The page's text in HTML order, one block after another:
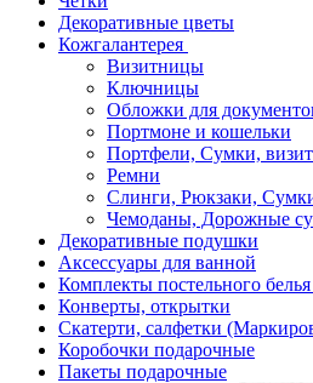
Декоративные цветы
Кожгалантерея
Визитницы
Ключницы
Обложки для
Портмоне и кошельки
Портфели, Сумки,
Ремни
Слинги, Рюкзаки,
Чемоданы, Дорожные
Декоративные подушки
Аксессуары для ванной
Комплекты постельного
Конверты, открытки
Скатерти, салфетки
Коробочки подарочные
Пакеты подарочные